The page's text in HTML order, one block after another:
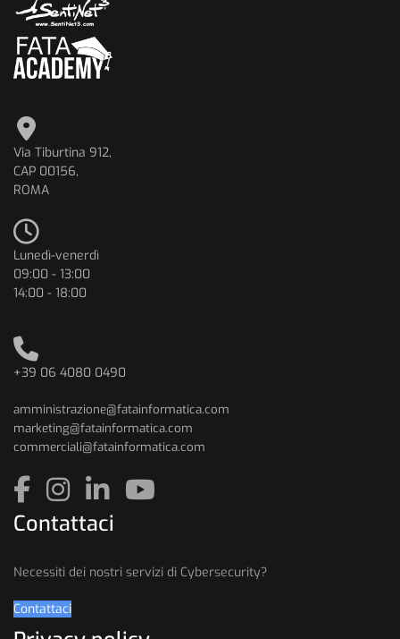
Via Tiburtina 912,
CAP 00156,
ROMA
Lunedì-venerdì
09:00 - 13:00
14:00 - 18:00
+39 06 4080 0490
amministrazione@fatainformatica.com
marketing@fatainformatica.com
commerciali@fatainformatica.com
Contattaci
Necessiti dei nostri servizi di Cybersecurity?
Contattaci